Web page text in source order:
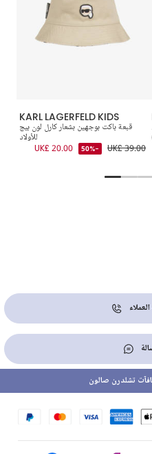
KARL LAGERFELD KIDS
قبعة باكت بوجهين بشعار كارل لون بيج
للأولاد
UK£ 39.00
-50%
UK£ 20.00
تشلدرن صالون